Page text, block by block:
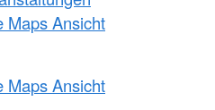
Maps Ansicht
Maps Ansicht